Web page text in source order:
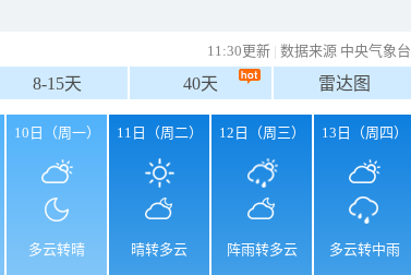
11:30更新 | 数据来源 中央气象台
8-15天 40天 雷达图
10日（周一）
多云转晴
11日（周二）
晴转多云
12日（周三）
阵雨转多云
13日（周四）
多云转中雨